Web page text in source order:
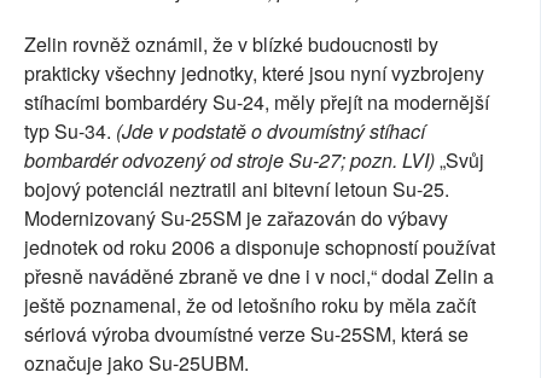
Zelin rovněž oznámil, že v blízké budoucnosti by
prakticky všechny jednotky, které jsou nyní vyzbrojeny
stíhacími bombardéry Su-24, měly přejít na modernější
typ Su-34. (Jde v podstatě o dvoumístný stíhací
bombardér odvozený od stroje Su-27; pozn. LVI)„Svůj
bojový potenciál neztratil ani bitevní letoun Su-25.
Modernizovaný Su-25SM je zařazován do výbavy
jednotek od roku 2006 a disponuje schopností používat
přesně naváděné zbraně ve dne i v noci,“ dodal Zelin a
ještě poznamenal, že od letošního roku by měla začít
sériová výroba dvoumístné verze Su-25SM, která se
označuje jako Su-25UBM.